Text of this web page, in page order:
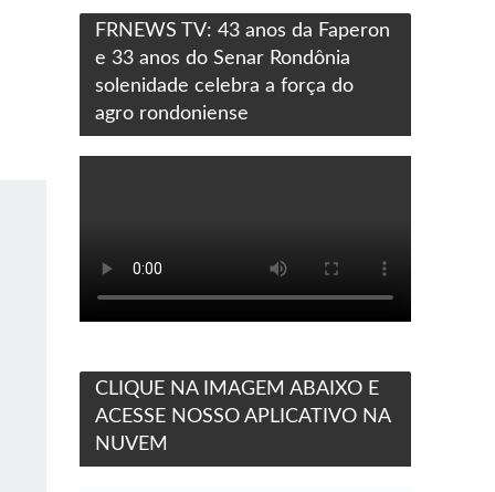
FRNEWS TV: 43 anos da Faperon
e 33 anos do Senar Rondônia
solenidade celebra a força do
agro rondoniense
CLIQUE NA IMAGEM ABAIXO E
ACESSE NOSSO APLICATIVO NA
NUVEM